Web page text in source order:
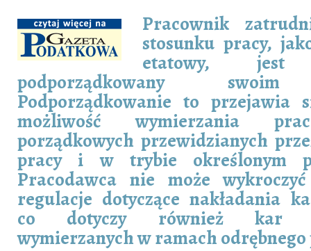
Pracownik
stosunku pracy,
etatowy, jest
podporządkowany swoim
Podporządkowanie to przejawia
możliwość wymierzania
porządkowych przewidzianych
pracy i w trybie określonym
Pracodawca nie może
regulacje dotyczące nakładania
co dotyczy również kar
wymierzanych w ramach